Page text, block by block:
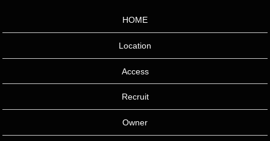
HOME
Location
Access
Recruit
Owner